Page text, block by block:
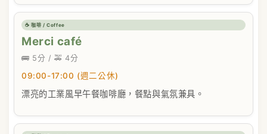
☕ 咖啡 / Coffee
Merci café
🚌 5分 / 🚕 4分
09:00-17:00 (週二公休)
漂亮的工業風早午餐咖啡廳，餐點與氣氛兼具。